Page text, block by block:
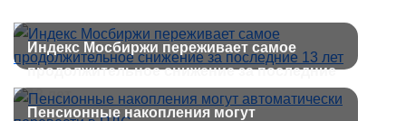
Индекс Мосбиржи переживает самое
продолжительное снижение за последние
13 лет
Пенсионные накопления могут